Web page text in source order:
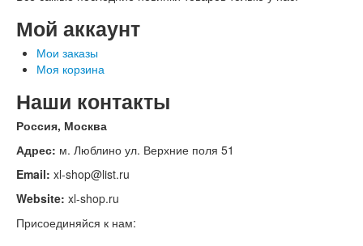
Мой аккаунт
Мои заказы
Моя корзина
Наши контакты
Россия, Москва
Адрес: м. Люблино ул. Верхние поля 51
Email: xl-shop@list.ru
Website: xl-shop.ru
Присоединяйся к нам: